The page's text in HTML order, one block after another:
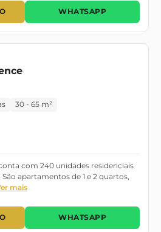
WHATSAPP
30 - 65 m²
com 240 unidades residenciais
apartamentos de 1 e 2 quartos,
mais
WHATSAPP